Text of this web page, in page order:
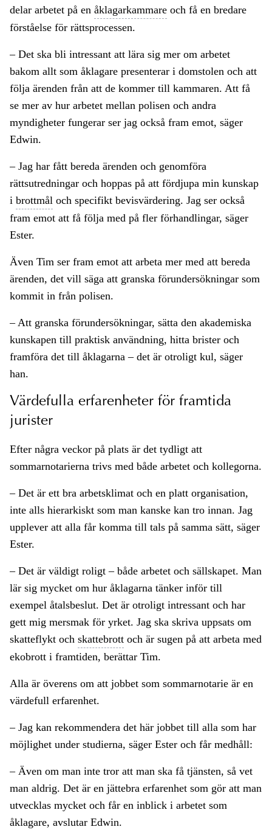
delar arbetet på en åklagarkammare och få en bredare
förståelse för rättsprocessen.
– Det ska bli intressant att lära sig mer om arbetet
bakom allt som åklagare presenterar i domstolen och att
följa ärenden från att de kommer till kammaren. Att få
se mer av hur arbetet mellan polisen och andra
myndigheter fungerar ser jag också fram emot, säger
Edwin.
– Jag har fått bereda ärenden och genomföra
rättsutredningar och hoppas på att fördjupa min kunskap
i brottmål och specifikt bevisvärdering. Jag ser också
fram emot att få följa med på fler förhandlingar, säger
Ester.
Även Tim ser fram emot att arbeta mer med att bereda
ärenden, det vill säga att granska förundersökningar som
kommit in från polisen.
– Att granska förundersökningar, sätta den akademiska
kunskapen till praktisk användning, hitta brister och
framföra det till åklagarna – det är otroligt kul, säger
han.
Värdefulla erfarenheter för framtida
jurister
Efter några veckor på plats är det tydligt att
sommarnotarierna trivs med både arbetet och kollegorna.
– Det är ett bra arbetsklimat och en platt organisation,
inte alls hierarkiskt som man kanske kan tro innan. Jag
upplever att alla får komma till tals på samma sätt, säger
Ester.
– Det är väldigt roligt – både arbetet och sällskapet. Man
lär sig mycket om hur åklagarna tänker inför till
exempel åtalsbeslut. Det är otroligt intressant och har
gett mig mersmak för yrket. Jag ska skriva uppsats om
skatteflykt och skattebrott och är sugen på att arbeta med
ekobrott i framtiden, berättar Tim.
Alla är överens om att jobbet som sommarnotarie är en
värdefull erfarenhet.
– Jag kan rekommendera det här jobbet till alla som har
möjlighet under studierna, säger Ester och får medhåll:
– Även om man inte tror att man ska få tjänsten, så vet
man aldrig. Det är en jättebra erfarenhet som gör att man
utvecklas mycket och får en inblick i arbetet som
åklagare, avslutar Edwin.